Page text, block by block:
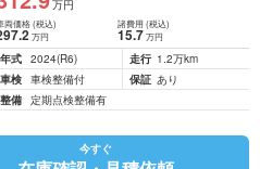
万円
両価格(税込)
.2万円
諸費用 (税込)
15.7 万円
年式 2024(R6) 走行 1.2万km
車検 車検整備付 保証 あり
整備 定期点検整備有
今すぐ